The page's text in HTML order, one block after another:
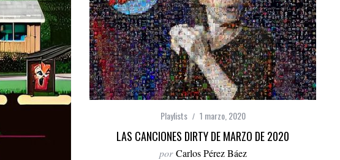
Playlists 1 marzo, 2020
LAS CANCIONES DIRTY DE MARZO DE 2020
por Carlos Pérez Báez